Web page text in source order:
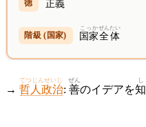
正義
国家
こっか
全体
ぜんたい
→ 哲人政治
てつじんせいじ
: 善
ぜん
のイデアを知
し